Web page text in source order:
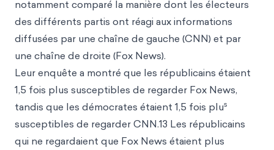
notamment comparé la manière dont les électeurs
des différents partis ont réagi aux informations
diffusées par une chaîne de gauche (CNN) et par
une chaîne de droite (Fox News).
Leur enquête a montré que les républicains étaient
1,5 fois plus susceptibles de regarder Fox News,
tandis que les démocrates étaient 1,5 fois plus
susceptibles de regarder CNN.13 Les républicains
qui ne regardaient que Fox News étaient plus